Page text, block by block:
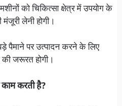
को चिकित्सा क्षेत्र में उपयोग के
लेनी होगी।
पैमाने पर उत्पादन करने के लिए
जरूरत होगी।
करती है?